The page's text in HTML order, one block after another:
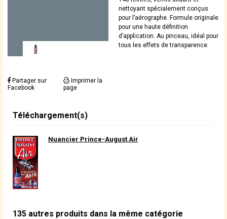
Partager sur
Facebook
Imprimer la
page
nettoyant spécialement conçus
pour l’aérographe. Formule originale
pour une haute définition
d’application. Au pinceau, idéal pour
tous les effets de transparence.
Téléchargement(s)
Nuancier Prince-August Air
135 autres produits dans la même catégorie